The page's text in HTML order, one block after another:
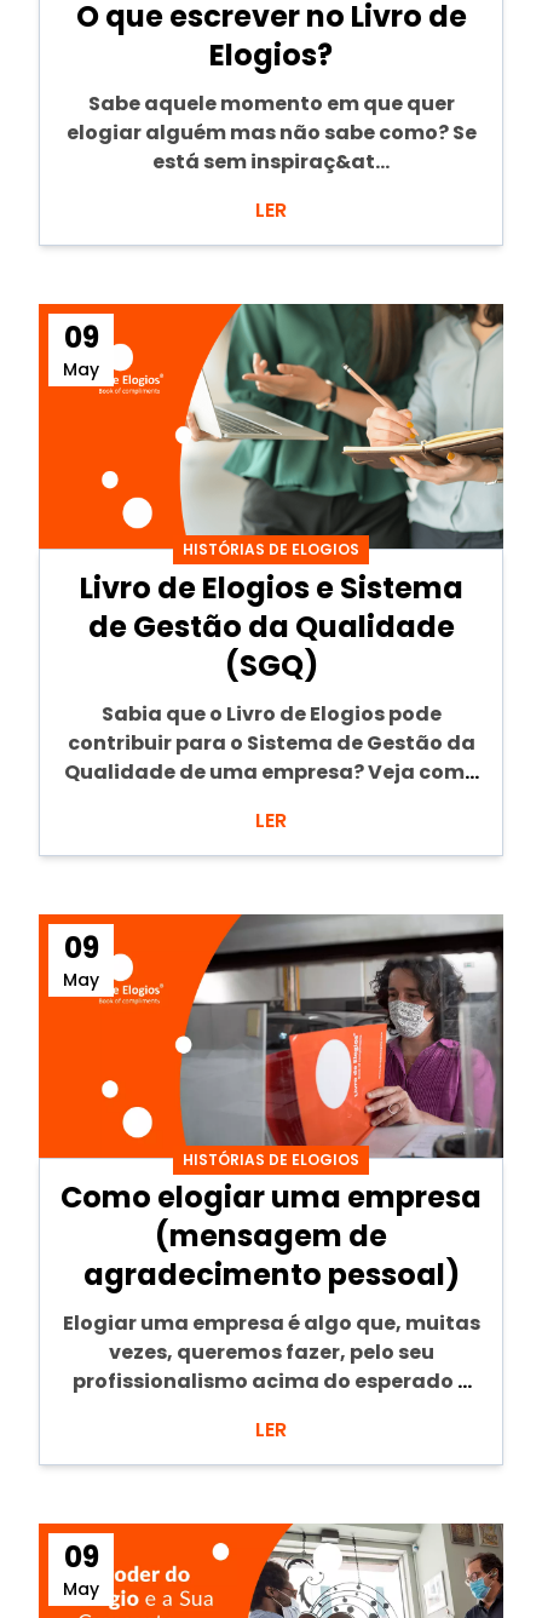
O que escrever no Livro de
Elogios?
Sabe aquele momento em que quer
elogiar alguém mas não sabe como? Se
está sem inspiraç&at...
LER
09
May
HISTÓRIAS DE ELOGIOS
Livro de Elogios e Sistema
de Gestão da Qualidade
(SGQ)
Sabia que o Livro de Elogios pode
contribuir para o Sistema de Gestão da
Qualidade de uma empresa? Veja como
LER
09
May
HISTÓRIAS DE ELOGIOS
Como elogiar uma empresa
(mensagem de
agradecimento pessoal)
Elogiar uma empresa é algo que, muitas
vezes, queremos fazer, pelo seu
profissionalismo acima do esperado e
LER
09
May